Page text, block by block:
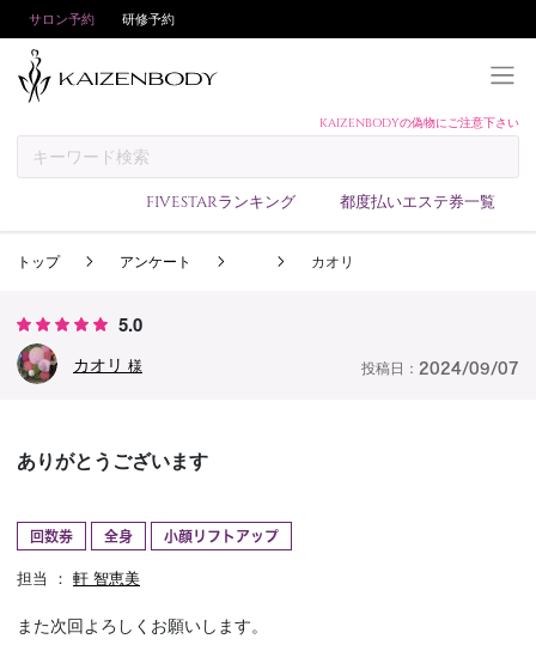
サロン予約 研修予約
KAIZENBODYの偽物にご注意下さい
FIVESTARランキング 都度払いエステ券一覧
予約方法
サロンランキング
予約確認
お問い合わせ
トップ アンケート カオリ
5.0
カオリ 様 投稿日： 2024/09/07
ありがとうございます
回数券 全身 小顔リフトアップ
担当 ： 軒 智恵美
また次回よろしくお願いします。